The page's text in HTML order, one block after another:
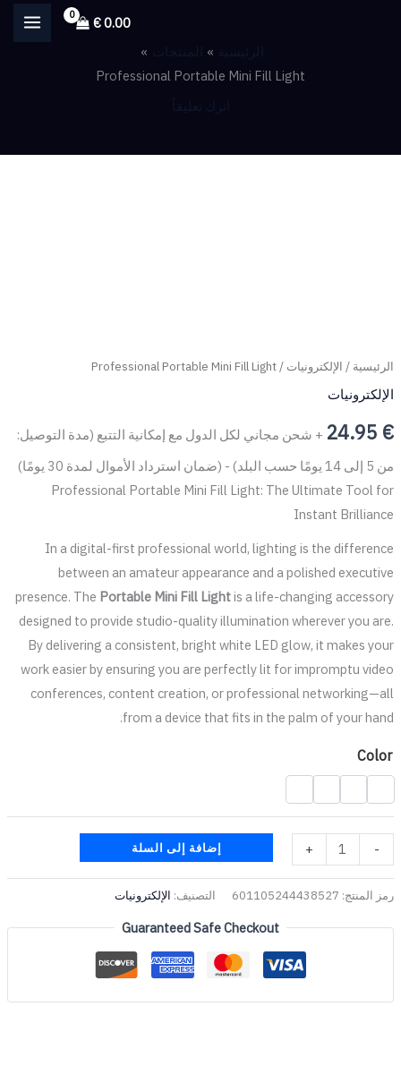
0.00
€
Professional Portable Mini Fill Light
الرئيسية / الإلكترونيات / Professional Portable Mini Fill Light
الإلكترونيات
24.95 €
+ شحن مجاني لكل الدول مع إمكانية التتبع (مدة التوصيل:
من 5 إلى 14 يومًا حسب البلد) - (ضمان استرداد الأموال لمدة 30 يومًا)
Professional Portable Mini Fill Light: The Ultimate Tool for
Instant Brilliance
In a digital-first professional world, lighting is the difference
between an amateur appearance and a polished executive
presence. The Portable Mini Fill Lightis a life-changing accessory
designed to provide studio-quality illumination wherever you are.
By delivering a consistent, bright white LED glow, it makes your
work easier by ensuring you are perfectly lit for impromptu video
conferences, content creation, or professional networking—all
from a device that fits in the palm of your hand.
Color
-
+ إضافة إلى السلة
رمز المنتج: 601105244438527 التصنيف: الإلكترونيات
Guaranteed Safe Checkout